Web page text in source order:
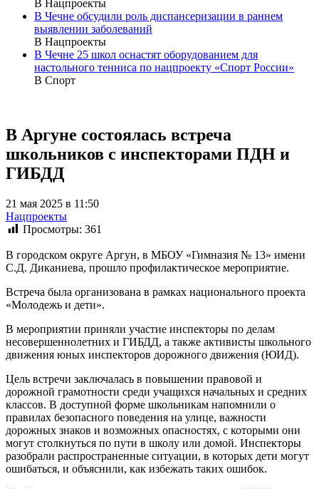
В Нацпроекты
В Чечне обсудили роль диспансеризации в раннем
выявлении заболеваний
В Нацпроекты
В Чечне 25 школ оснастят оборудованием для
настольного тенниса по нацпроекту «Спорт России»
В Спорт
В Аргуне состоялась встреча
школьников с инспекторами ПДН и
ГИБДД
21 мая 2025 в 11:50
Нацпроекты
Просмотры: 361
В городском округе Аргун, в МБОУ «Гимназия № 13» имени
С.Д. Диканиева, прошло профилактическое мероприятие.
Встреча была организована в рамках национального проекта
«Молодежь и дети».
В мероприятии приняли участие инспекторы по делам
несовершеннолетних и ГИБДД, а также активисты школьного
движения юных инспекторов дорожного движения (ЮИД).
Цель встречи заключалась в повышении правовой и
дорожной грамотности среди учащихся начальных и средних
классов. В доступной форме школьникам напомнили о
правилах безопасного поведения на улице, важности
дорожных знаков и возможных опасностях, с которыми они
могут столкнуться по пути в школу или домой. Инспекторы
разобрали распространенные ситуации, в которых дети могут
ошибаться, и объяснили, как избежать таких ошибок.